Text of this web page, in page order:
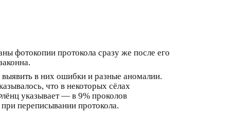
фотокопии протокола сразу же после его
в них ошибки и разные аномалии.
что в некоторых сёлах
указывает — в 9% проколов
переписывании протокола.